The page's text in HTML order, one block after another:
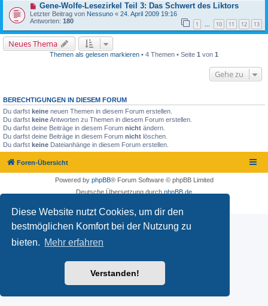
Diese Website nutzt Cookies, um dir den
bestmöglichen Komfort bei der Nutzung zu
bieten. Mehr erfahren
Verstanden!
Gene-Wolfe-Lesezirkel Teil 3: Das Schwert des Liktors
Letzter Beitrag von Nessuno « 24. April 2009 19:16
Antworten: 180 1 … 10 11 12 13
Neues Thema
Themen als gelesen markieren • 4 Themen • Seite 1 von 1
Gehe zu
BERECHTIGUNGEN IN DIESEM FORUM
Du darfst keine neuen Themen in diesem Forum erstellen.
Du darfst keineAntworten zu Themen in diesem Forum erstellen.
Du darfst deine Beiträge in diesem Forum nicht ändern.
Du darfst deine Beiträge in diesem Forum nicht löschen.
Du darfst keine Dateianhänge in diesem Forum erstellen.
Foren-Übersicht
Powered by phpBB® Forum Software © phpBB Limited
Deutsche Übersetzung durch phpBB.de